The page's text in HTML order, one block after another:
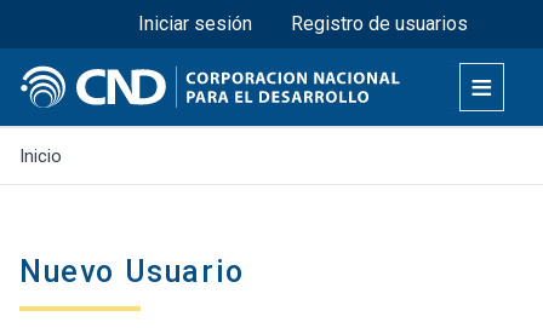
Pasar
al
contenido
principal
Menú superior
Iniciar sesión Registro de usuarios
Inicio
Nuevo Usuario